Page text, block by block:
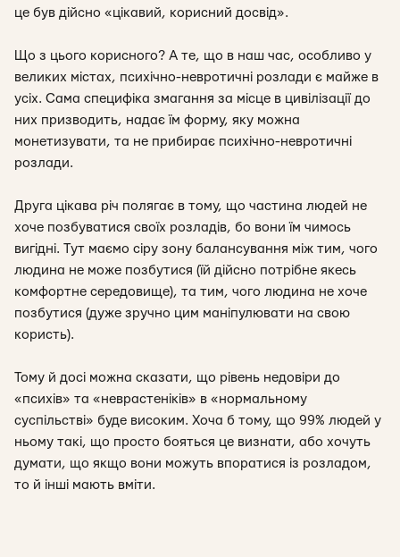
це був дійсно «цікавий, корисний досвід».
Що з цього корисного? А те, що в наш час, особливо у
великих містах, психічно-невротичні розлади є майже в
усіх. Сама специфіка змагання за місце в цивілізації до
них призводить, надає їм форму, яку можна
монетизувати, та не прибирає психічно-невротичні
розлади.
Друга цікава річ полягає в тому, що частина людей не
хоче позбуватися своїх розладів, бо вони їм чимось
вигідні. Тут маємо сіру зону балансування між тим, чого
людина не може позбутися (їй дійсно потрібне якесь
комфортне середовище), та тим, чого людина не хоче
позбутися (дуже зручно цим маніпулювати на свою
користь).
Тому й досі можна сказати, що рівень недовіри до
«психів» та «неврастеніків» в «нормальному
суспільстві» буде високим. Хоча б тому, що 99% людей у
ньому такі, що просто бояться це визнати, або хочуть
думати, що якщо вони можуть впоратися із розладом,
то й інші мають вміти.